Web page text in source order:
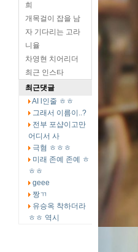
희
개목걸이 잡을 남
자 기다리는 고라
니율
차영현 치어리더
최근 인스타
최근댓글
AI l인줄 ㅎㅎ
그래서 이름이..?
전부 포샵이고만
어디서 사
극혐 ㅎㅎㅎ
미래 존예 존예 ㅎ
ㅎㅎ
geee
짱ㄲ
유승옥 착하더라
ㅎㅎ 역시